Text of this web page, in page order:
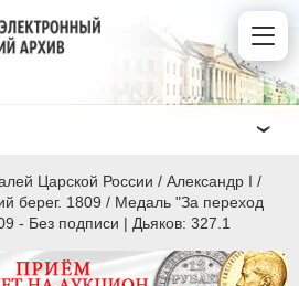
Царской России / Александр I /
берег. 1809 / Медаль "За переход
- Без подписи | Дьяков: 327.1